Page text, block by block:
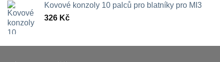
Kovové konzoly 10 palců pro blatníky pro MI3
326 Kč